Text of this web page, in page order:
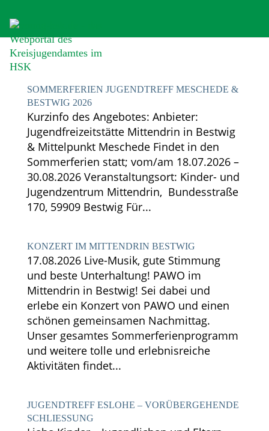
SOMMERFERIEN JUGENDTREFF MESCHEDE &
BESTWIG 2026
Kurzinfo des Angebotes: Anbieter:
Jugendfreizeitstätte Mittendrin in Bestwig
& Mittelpunkt Meschede Findet in den
Sommerferien statt; vom/am 18.07.2026 –
30.08.2026 Veranstaltungsort: Kinder- und
Jugendzentrum Mittendrin, Bundesstraße
170, 59909 Bestwig Für...
KONZERT IM MITTENDRIN BESTWIG
17.08.2026 Live-Musik, gute Stimmung
und beste Unterhaltung! PAWO im
Mittendrin in Bestwig! Sei dabei und
erlebe ein Konzert von PAWO und einen
schönen gemeinsamen Nachmittag.
Unser gesamtes Sommerferienprogramm
und weitere tolle und erlebnisreiche
Aktivitäten findet...
JUGENDTREFF ESLOHE – ­VORÜBERGEHENDE
SCHLIESSUNG